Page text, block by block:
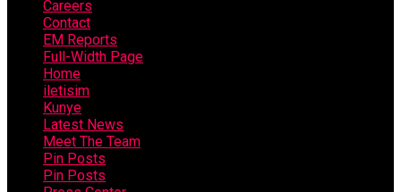
Careers
Contact
EM Reports
Full-Width Page
Home
iletisim
Kunye
Latest News
Meet The Team
Pin Posts
Pin Posts